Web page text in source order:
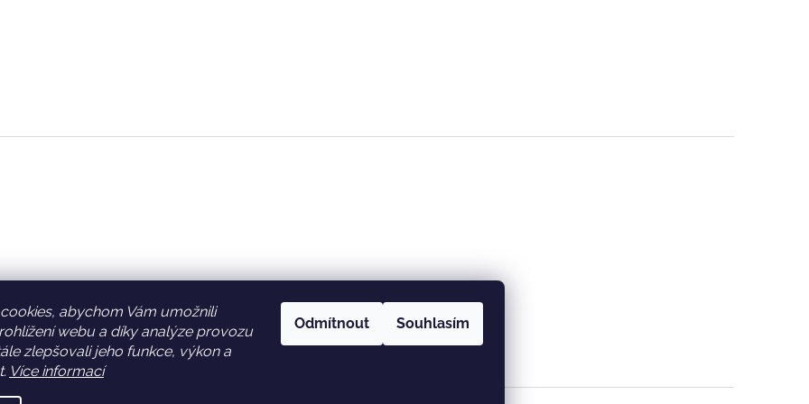
abychom Vám umožnili
webu a díky analýze provozu
zlepšovali jeho funkce, výkon a
Více informací
Odmítnout Souhlasím
Facebook Věrnostní slevy